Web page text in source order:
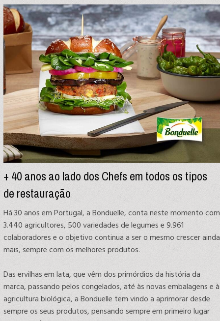
+ 40 anos ao lado dos Chefs em todos os tipos
de restauração
Há 30 anos em Portugal, a Bonduelle, conta neste momento com
3.440 agricultores, 500 variedades de legumes e 9.961
colaboradores e o objetivo continua a ser o mesmo crescer ainda
mais, sempre com os melhores produtos.
Das ervilhas em lata, que vêm dos primórdios da história da
marca, passando pelos congelados, até às novas embalagens e à
agricultura biológica, a Bonduelle tem vindo a aprimorar desde
sempre os seus produtos, pensando sempre em primeiro lugar